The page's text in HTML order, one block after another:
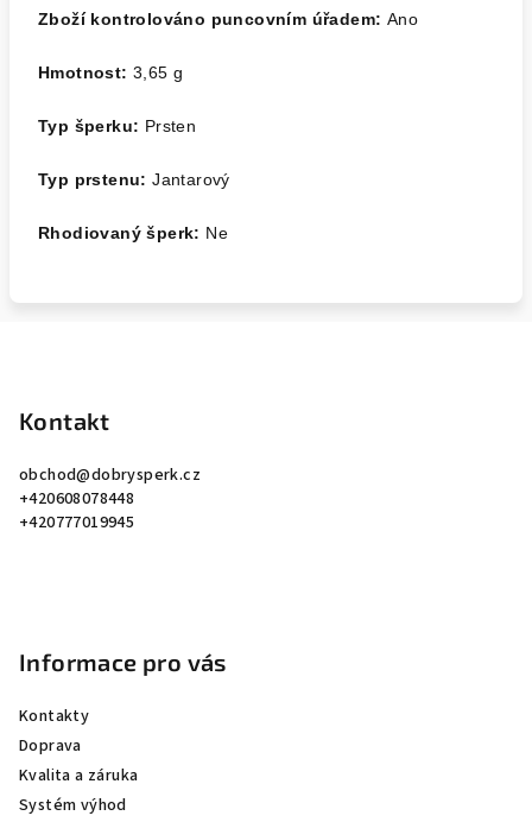
Zboží kontrolováno puncovním úřadem: Ano
Hmotnost: 3,65 g
Typ šperku: Prsten
Typ prstenu:Jantarový
Rhodiovaný šperk: Ne
Kontakt
obchod@dobrysperk.cz
+420608078448
+420777019945
Informace pro vás
Kontakty
Doprava
Kvalita a záruka
Systém výhod